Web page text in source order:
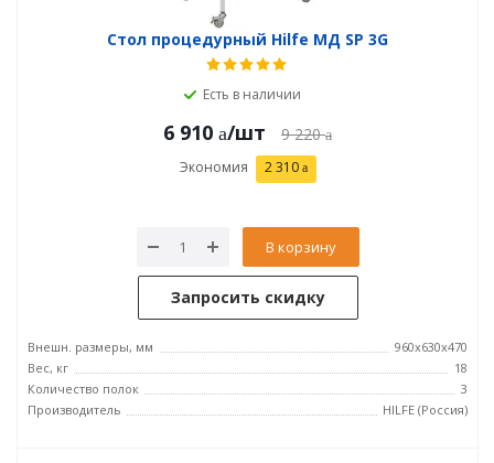
Стол процедурный Hilfe МД SP 3G
Есть в наличии
6 910 /шт 9 220
Экономия 2 310
В корзину
Запросить скидку
Внешн. размеры, мм
960x630x470
Вес, кг
18
Количество полок
3
Производитель
HILFE (Россия)